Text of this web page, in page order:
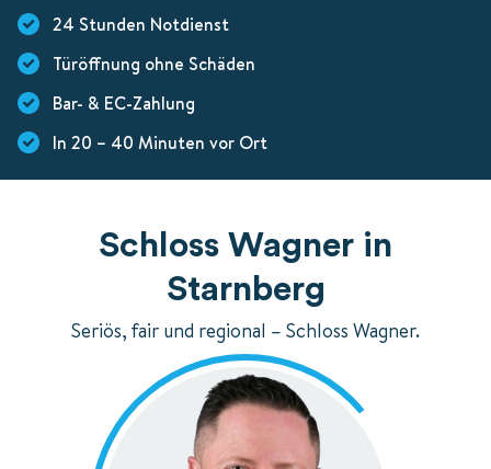
24 Stunden Notdienst
Türöffnung ohne Schäden
Bar- & EC-Zahlung
In 20 – 40 Minuten vor Ort
Schloss Wagner in
Starnberg
Seriös, fair und regional – Schloss Wagner.